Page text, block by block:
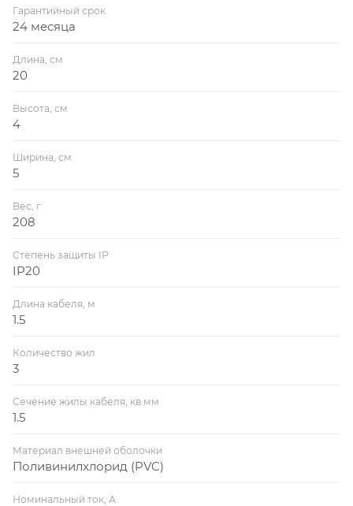
Гарантийный срок
24 месяца
Длина, см
20
Высота, см
4
Ширина, см
5
Вес, г
208
Степень защиты IP
IP20
Длина кабеля, м
1.5
Количество жил
3
Сечение жилы кабеля, кв.мм
1.5
Материал внешней оболочки
Поливинилхлорид (PVC)
Номинальный ток, А